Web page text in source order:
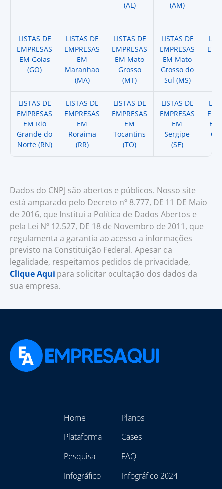
(AL)
(AM)
LISTAS DE
EMPRESAS
EM Goias
(GO)
LISTAS DE
EMPRESAS
EM
Maranhao
(MA)
LISTAS DE
EMPRESAS
EM Mato
Grosso
(MT)
LISTAS DE
EMPRESAS
EM Mato
Grosso do
Sul (MS)
LISTAS DE
EMPRESAS
EM Rio
Grande do
Norte (RN)
LISTAS DE
EMPRESAS
EM
Roraima
(RR)
LISTAS DE
EMPRESAS
EM
Tocantins
(TO)
LISTAS DE
EMPRESAS
EM
Sergipe
(SE)
EM
Dados do CNPJ são abertos e públicos. Nosso site
está amparado pelo Decreto nº 8.777, DE 11 DE Maio
de 2016, que Institui a Política de Dados Abertos e
pela Lei Nº 12.527, DE 18 de Novembro de 2011, que
regulamenta a garantia ao acesso a informações
previsto na Constituição Federal. Apesar da
legalidade, respeitamos pedidos de privacidade,
Clique Aqui para solicitar ocultação dos dados da
sua empresa.
Home
Plataforma
Pesquisa
Infográfico
Planos
Cases
FAQ
Infográfico 2024